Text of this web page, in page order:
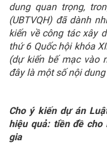
dung quan trọng,
(UBTVQH) đã dành
kiến về công tác xây
thứ 6 Quốc hội khóa
(dự kiến bế mạc vào
đây là một số nội
Cho ý kiến dự án
hiệu quả: tiền đề cho
gia